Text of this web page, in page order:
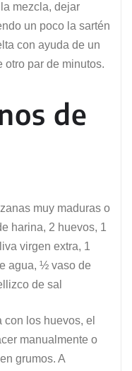
mezcla, dejar
un poco la sartén
con ayuda de un
otro par de minutos.
de
muy maduras o
harina, 2 huevos, 1
virgen extra, 1
agua, ½ vaso de
de sal
los huevos, el
manualmente o
grumos. A